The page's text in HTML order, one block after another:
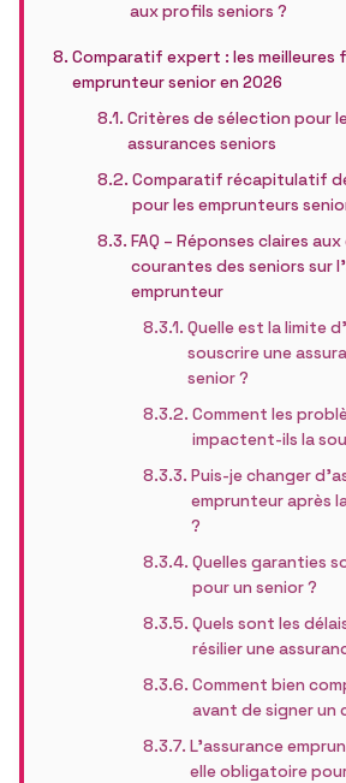
aux profils seniors ?
Comparatif expert : les meilleures
emprunteur senior en 2026
Critères de sélection pour
assurances seniors
Comparatif récapitulatif
pour les emprunteurs
FAQ – Réponses claires
courantes des seniors sur
emprunteur
Quelle est la limite
souscrire une
senior ?
Comment les
impactent-ils la
Puis-je changer
emprunteur après
?
Quelles garanties
pour un senior ?
Quels sont les
résilier une
Comment bien
avant de signer un
L’assurance
elle obligatoire